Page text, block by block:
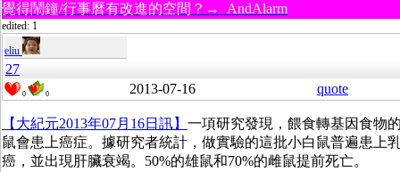
覺得鬧鐘/行事曆有改進的空間？→ AndAlarm
edited: 1
eliu
27
0 0 2013-07-16 quote
【大紀元2013年07月16日訊】 一項研究發現，餵食轉基因食物
鼠會患上癌症。據研究者統計，做實驗的這批小白鼠普遍患上
癌，並出現肝臟衰竭。50%的雄鼠和70%的雌鼠提前死亡。